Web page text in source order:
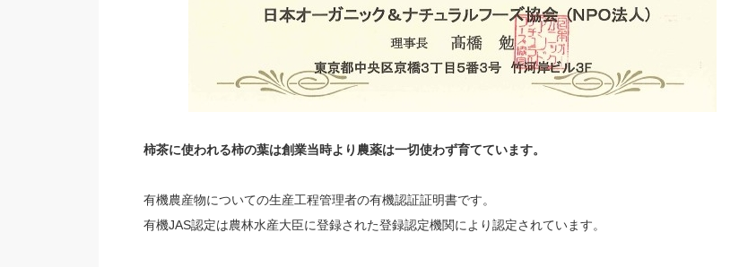
柿茶に使われる柿の葉は創業当時より農薬は一切使わず育てています。
有機農産物についての生産工程管理者の有機認証証明書です。
有機JAS認定は農林水産大臣に登録された登録認定機関により認定されています。